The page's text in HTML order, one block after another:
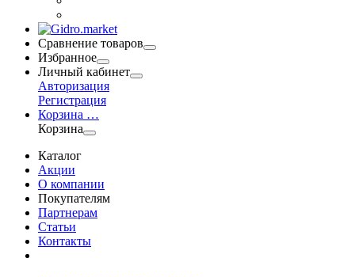
Сравнение товаров
Избранное
Личный кабинет
Авторизация
Регистрация
Корзина …
Корзина
Каталог
Акции
О компании
Покупателям
Партнерам
Статьи
Контакты